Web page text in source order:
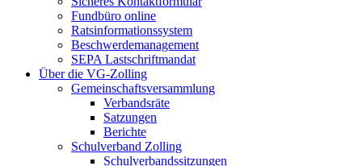
Fundbüro online
Ratsinformationssystem
Beschwerdemanagement
SEPA Lastschriftmandat
Über die VG-Zolling
Gemeinschaftsversammlung
Verbandsräte
Satzungen
Berichte
Schulverband Zolling
Schulverbandssitzungen